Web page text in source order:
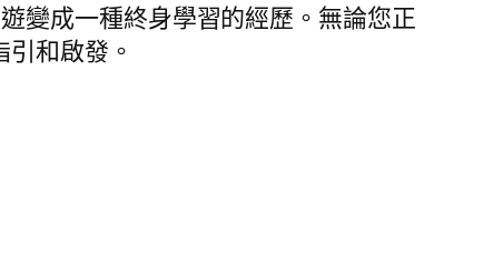
變成一種終身學習的經歷。無論您正
和啟發。